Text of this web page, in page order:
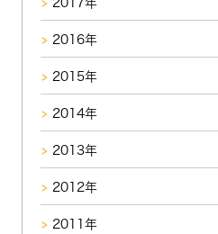
2016年
2015年
2014年
2013年
2012年
2011年